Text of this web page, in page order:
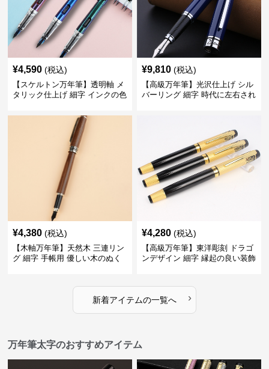
¥4,590 (税込)
【スケルトン万年筆】透明軸 メ
タリック仕上げ 細字 インクの色
する
¥9,810 (税込)
【高級万年筆】光沢仕上げ シル
バーリング 細字 時代に左右され
¥4,380 (税込)
【木軸万年筆】天然木 三連リン
グ 細字 手帳用 優しい木のぬく
¥4,280 (税込)
【高級万年筆】東洋彫刻 ドラゴ
ンデザイン 細字 縁起の良い装飾
新着アイテムの一覧へ ›
万年筆太字のおすすめアイテム